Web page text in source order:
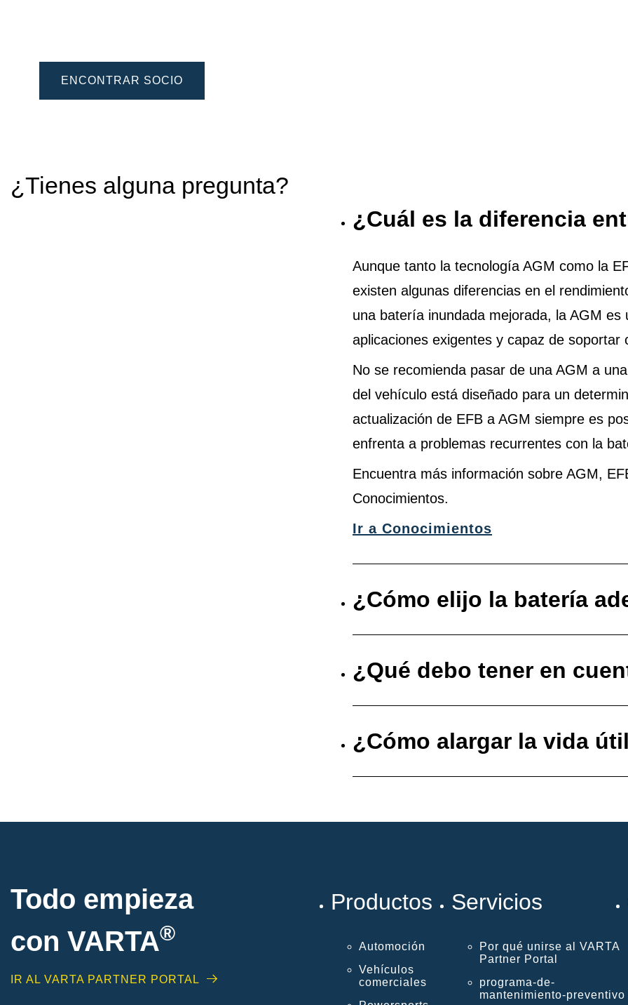
ENCONTRAR SOCIO
¿Tienes alguna pregunta?
¿Cuál es la diferencia
Aunque tanto la tecnología AGM como la
existen algunas diferencias en el
una batería inundada mejorada, la AGM
aplicaciones exigentes y capaz de
No se recomienda pasar de una AGM a
del vehículo está diseñado para un
actualización de EFB a AGM siempre es
enfrenta a problemas recurrentes con la
Encuentra más información sobre AGM,
Conocimientos.
Ir a Conocimientos
¿Cómo elijo la batería
¿Qué debo tener en
¿Cómo alargar la vida
Todo empieza
con VARTA®
IR AL VARTA PARTNER PORTAL
Productos
Automoción
Vehículos
comerciales
Servicios
Por qué unirse al VARTA
Partner Portal
programa-de-
mantenimiento-preventivo